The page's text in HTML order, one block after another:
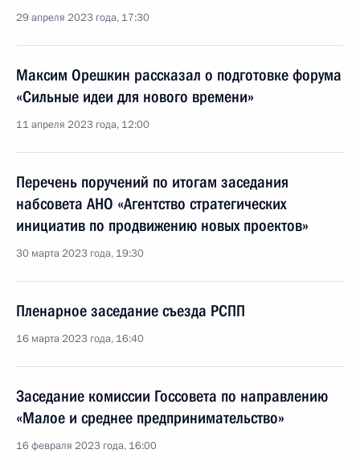
29 апреля 2023 года, 17:30
Максим Орешкин рассказал о подготовке форума
«Сильные идеи для нового времени»
11 апреля 2023 года, 12:00
Перечень поручений по итогам заседания
набсовета АНО «Агентство стратегических
инициатив по продвижению новых проектов»
30 марта 2023 года, 19:30
Пленарное заседание съезда РСПП
16 марта 2023 года, 16:40
Заседание комиссии Госсовета по направлению
«Малое и среднее предпринимательство»
16 февраля 2023 года, 16:00